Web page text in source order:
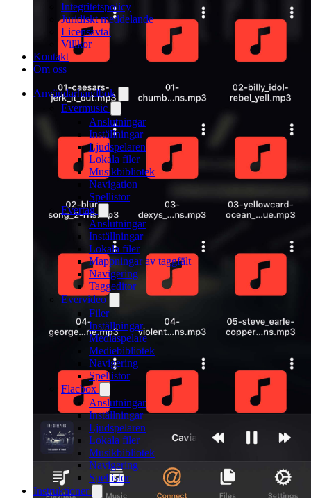
Integritetspolicy
Juridiskt meddelande
Licensavtal
Villkor
Kontakt
Om oss
Användarhandbok
Evermusic
Anslutningar
Inställningar
Ljudspelaren
Lokala filer
Musikbibliotek
Navigation
Spellistor
Evertag
Anslutningar
Inställningar
Lokala filer
Mappningar av taggfält
Navigering
Taggeditor
Evervideo
Filer
Inställningar
Mediaspelare
Mediebibliotek
Navigering
Spellistor
Flacbox
Anslutningar
Inställningar
Ljudspelaren
Lokala filer
Musikbibliotek
Navigering
Spellistor
Instruktioner